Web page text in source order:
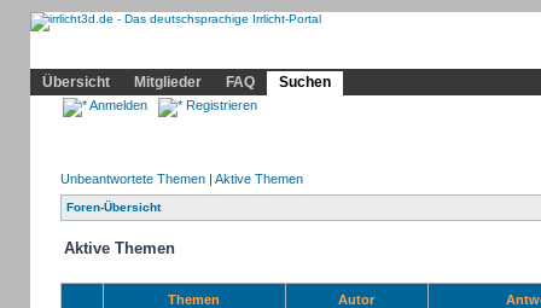
Übersicht
Mitglieder FAQ Suchen
Anmelden Registrieren
Unbeantwortete Themen| Aktive Themen
Foren-Übersicht
Aktive Themen
Themen Autor